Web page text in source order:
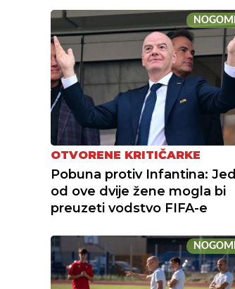
OTVORENE KRITIČARKE
Pobuna protiv Infantina:
od ove dvije žene mogla bi
preuzeti vodstvo FIFA-e